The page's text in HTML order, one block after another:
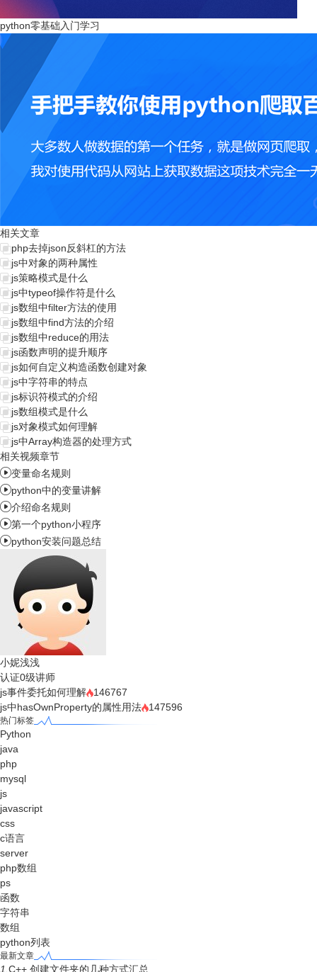
python零基础入门学习
相关文章
php去掉json反斜杠的方法
js中对象的两种属性
js策略模式是什么
js中typeof操作符是什么
js数组中filter方法的使用
js数组中find方法的介绍
js数组中reduce的用法
js函数声明的提升顺序
js如何自定义构造函数创建对象
js中字符串的特点
js标识符模式的介绍
js数组模式是什么
js对象模式如何理解
js中Array构造器的处理方式
相关视频章节
变量命名规则
python中的变量讲解
介绍命名规则
第一个python小程序
python安装问题总结
小妮浅浅
认证0级讲师
js事件委托如何理解
146767
js中hasOwnProperty的属性用法
147596
热门标签
Python
java
php
mysql
js
javascript
css
c语言
server
php数组
ps
函数
字符串
数组
python列表
最新文章
1. C++ 创建文件夹的几种方式汇总